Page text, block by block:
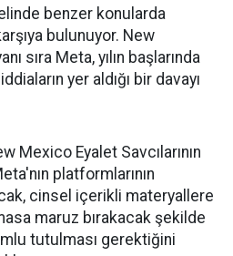
benzer konularda
bulunuyor. New
sıra Meta, yılın başlarında
yer aldığı bir davayı
Mexico Eyalet Savcılarının
platformlarının
cinsel içerikli materyallere
maruz bırakacak şekilde
tutulması gerektiğini